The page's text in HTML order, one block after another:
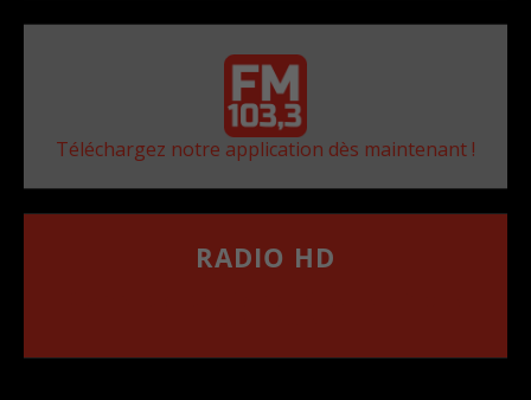
Téléchargez notre application dès maintenant !
RADIO HD